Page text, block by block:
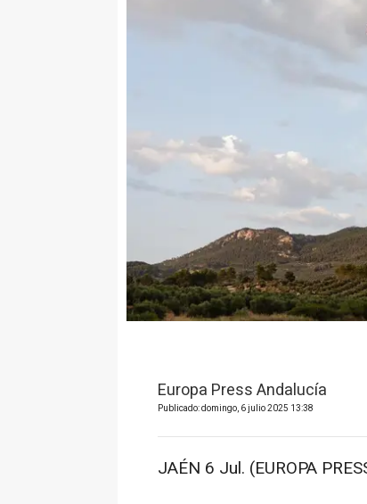
Europa Press Andalucía
Publicado: domingo, 6 julio 2025 13:38
JAÉN 6 Jul. (EUROPA